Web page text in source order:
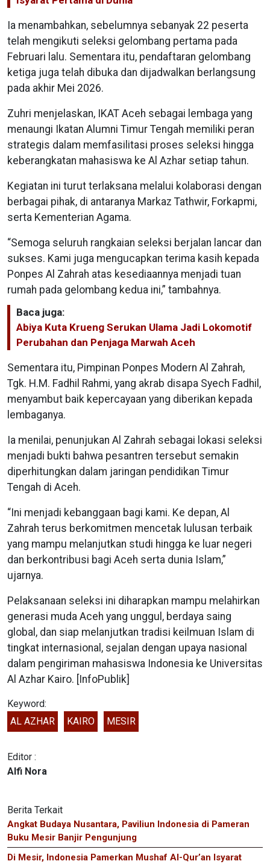
Ia menambahkan, sebelumnya sebanyak 22 peserta
telah mengikuti seleksi gelombang pertama pada
Februari lalu. Sementara itu, pendaftaran gelombang
ketiga juga telah dibuka dan dijadwalkan berlangsung
pada akhir Mei 2026.
Zuhri menjelaskan, IKAT Aceh sebagai lembaga yang
menaungi Ikatan Alumni Timur Tengah memiliki peran
strategis dalam memfasilitasi proses seleksi hingga
keberangkatan mahasiswa ke Al Azhar setiap tahun.
Kegiatan ini turut terlaksana melalui kolaborasi dengan
berbagai pihak, di antaranya Markaz Tathwir, Forkapmi,
serta Kementerian Agama.
“Semoga seluruh rangkaian seleksi berjalan lancar dan
sukses. Kami juga mengucapkan terima kasih kepada
Ponpes Al Zahrah atas kesediaannya menjadi tuan
rumah pada gelombang kedua ini,” tambahnya.
Baca juga:
Abiya Kuta Krueng Serukan Ulama Jadi Lokomotif
Perubahan dan Penjaga Marwah Aceh
Sementara itu, Pimpinan Ponpes Modern Al Zahrah,
Tgk. H.M. Fadhil Rahmi, yang akrab disapa Syech Fadhil,
menyambut baik kepercayaan yang diberikan kepada
lembaganya.
Ia menilai, penunjukan Al Zahrah sebagai lokasi seleksi
menjadi bukti bahwa pesantren tersebut semakin
diperhitungkan dalam jaringan pendidikan Timur
Tengah di Aceh.
“Ini menjadi kebanggaan bagi kami. Ke depan, Al
Zahrah terus berkomitmen mencetak lulusan terbaik
yang mampu melanjutkan studi hingga ke luar negeri
dan berkontribusi bagi Aceh serta dunia Islam,”
ujarnya.
Pelaksanaan seleksi ini diharapkan mampu melahirkan
generasi muda Aceh yang unggul, berdaya saing
global, dan siap melanjutkan tradisi keilmuan Islam di
tingkat internasional, sejalan dengan upaya nasional
dalam pengiriman mahasiswa Indonesia ke Universitas
Al Azhar Kairo. [InfoPublik]
Keyword:
AL AZHAR
KAIRO MESIR
Editor :
Alfi Nora
Berita Terkait
Angkat Budaya Nusantara, Paviliun Indonesia di Pameran
Buku Mesir Banjir Pengunjung
Di Mesir, Indonesia Pamerkan Mushaf Al-Qur’an Isyarat